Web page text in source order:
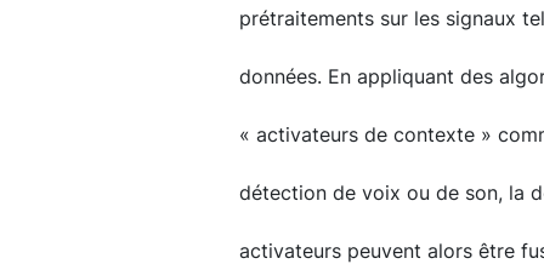
prétraitements sur les signaux
données. En appliquant des
« activateurs de contexte »
détection de voix ou de son, la
activateurs peuvent alors être